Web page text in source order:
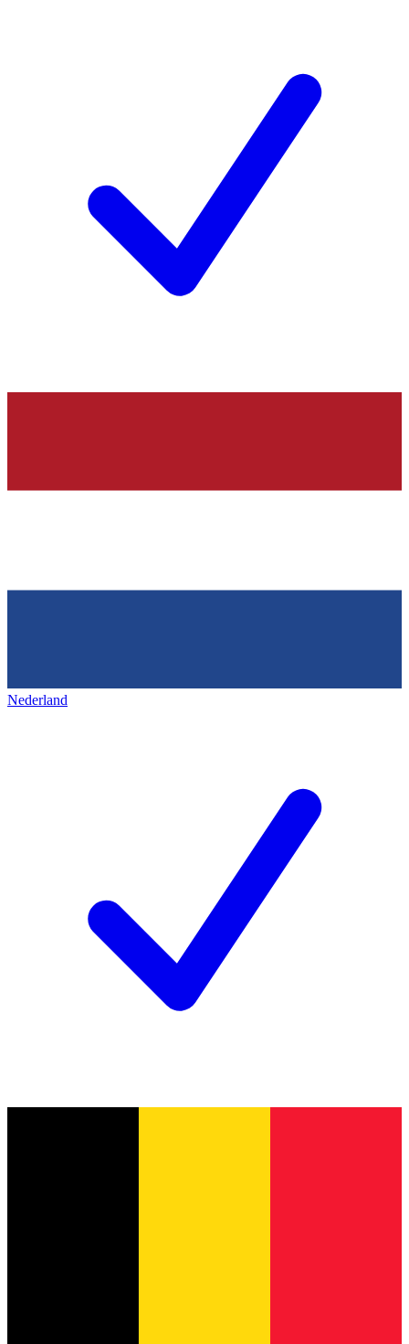
Nederland